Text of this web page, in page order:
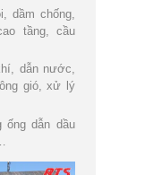
dầm chống,
tầng, cầu
dẫn nước,
gió, xử lý
ống dẫn dầu